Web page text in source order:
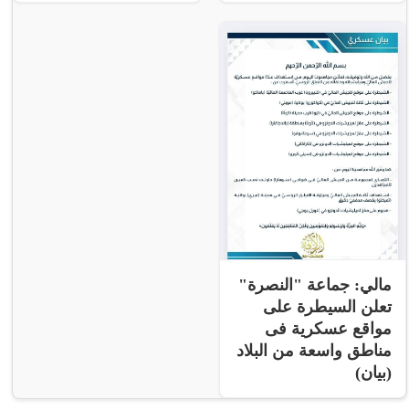
مالي: جماعة "النصرة"
تعلن السيطرة على
مواقع عسكرية فى
مناطق واسعة من البلاد
(بيان)